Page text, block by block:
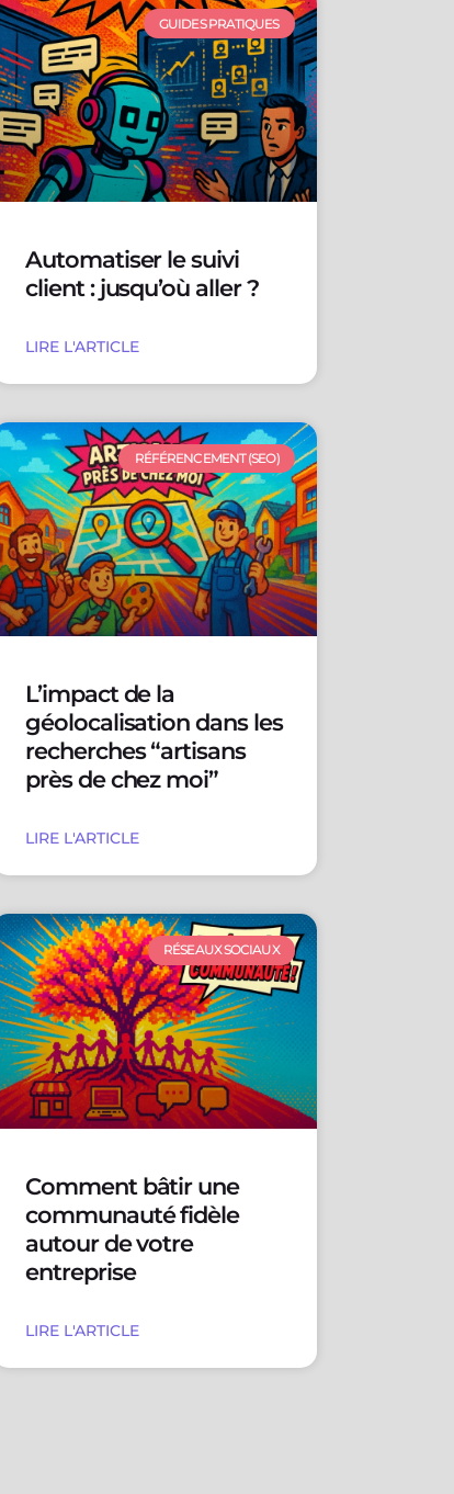
GUIDES PRATIQUES
Automatiser le suivi
client : jusqu’où aller ?
LIRE L'ARTICLE
RÉFÉRENCEMENT (SEO)
L’impact de la
géolocalisation dans les
recherches “artisans
près de chez moi”
LIRE L'ARTICLE
RÉSEAUX SOCIAUX
Comment bâtir une
communauté fidèle
autour de votre
entreprise
LIRE L'ARTICLE